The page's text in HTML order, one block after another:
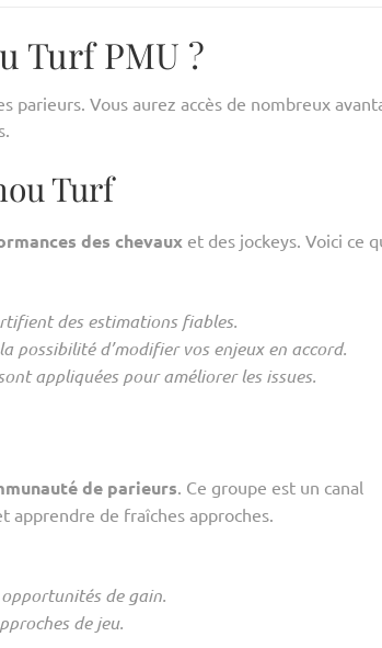
Turf PMU ?
Vous aurez accès de nombreux
Turf
des chevaux et des jockeys. Voici ce
des estimations fiables.
d’modifier vos enjeux en accord.
appliquées pour améliorer les issues.
de parieurs. Ce groupe est un canal
apprendre de fraîches approches.
de gain.
de jeu.